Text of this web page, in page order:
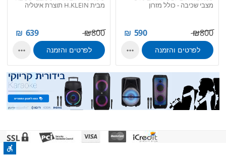
מצבי שכיבה - כולל מזרון
800
₪
590
₪
לפרטים והזמנה 
מבית H.KLEIN תוצרת איטליה
800
₪
639
₪
לפרטים והזמנה 